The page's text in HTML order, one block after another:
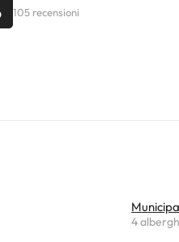
105 recensioni
4